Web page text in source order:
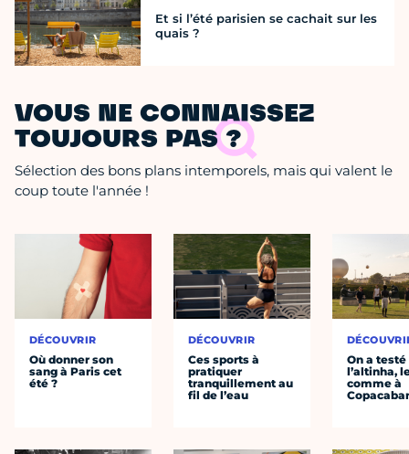
Et si l’été parisien se cachait sur les
quais ?
VOUS NE CONNAISSEZ
TOUJOURS PAS ?
Sélection des bons plans intemporels, mais qui valent le
coup toute l'année !
DÉCOUVRIR
Où donner son
sang à Paris cet
été ?
DÉCOUVRIR
Ces sports à
pratiquer
tranquillement au
fil de l’eau
On a testé
l’altinha,
comme à